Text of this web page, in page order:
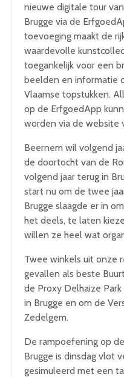
nieuwe digitale tour
Brugge via de
toevoeging maakt de
waardevolle
toegankelijk voor een
beelden en informatie
Vlaamse topstukken.
op de ErfgoedApp
worden via de website
Beernem wil volgend
de doortocht van de
volgend jaar terug in
start nu om de twee
Brugge slaagde er in
het deels, te laten
willen ze heel wat
Twee winkels uit onze
gevallen als beste
de Proxy Delhaize
in Brugge en om de
Zedelgem.
De rampoefening op
Brugge is dinsdag vlot
gesimuleerd met een